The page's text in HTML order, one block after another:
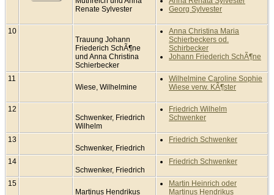
Renate Sylvester
Georg Sylvester
10
Trauung Johann
Friederich SchÃ¶ne
und Anna Christina
Schierbecker
Anna Christina Maria
Schierbeckers od.
Schirbecker
Johann Friederich SchÃ¶ne
11
Wiese, Wilhelmine
Wilhelmine Caroline Sophie
Wiese verw. KÃ¶ster
12
Schwenker, Friedrich
Wilhelm
Friedrich Wilhelm
Schwenker
13
Schwenker, Friedrich
Friedrich Schwenker
14
Schwenker, Friedrich
Friedrich Schwenker
15
Martinus Hendrikus
Martin Heinrich oder
Martinus Hendrikus